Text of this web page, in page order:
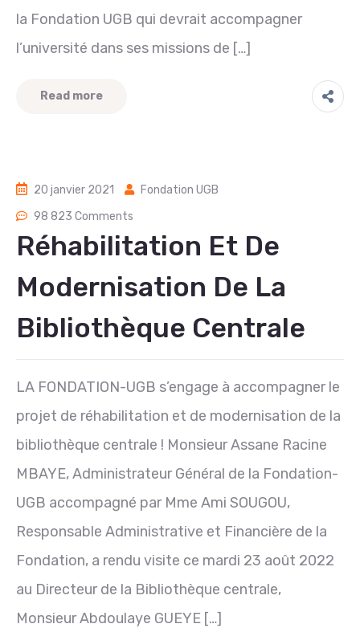
la Fondation UGB qui devrait accompagner
l’université dans ses missions de […]
Read more
20 janvier 2021
Fondation UGB
98 823 Comments
Réhabilitation Et De
Modernisation De La
Bibliothèque Centrale
LA FONDATION-UGB s’engage à accompagner le
projet de réhabilitation et de modernisation de la
bibliothèque centrale ! Monsieur Assane Racine
MBAYE, Administrateur Général de la Fondation-
UGB accompagné par Mme Ami SOUGOU,
Responsable Administrative et Financière de la
Fondation, a rendu visite ce mardi 23 août 2022
au Directeur de la Bibliothèque centrale,
Monsieur Abdoulaye GUEYE […]